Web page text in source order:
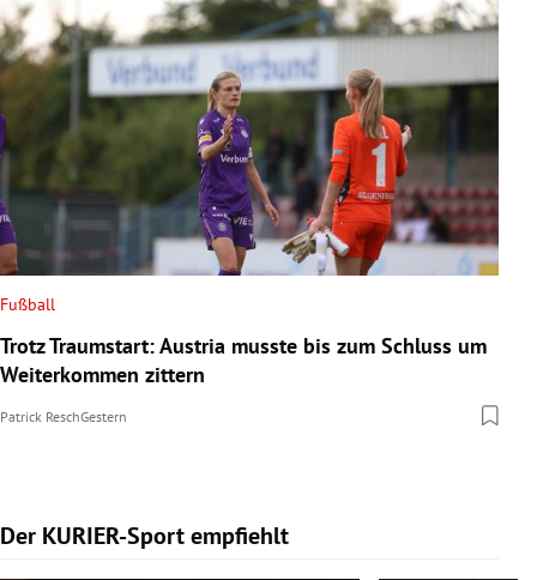
Fußball
Trotz Traumstart: Austria musste bis zum Schluss um
Weiterkommen zittern
Patrick ReschGestern
Der KURIER-Sport empfiehlt
Slide 1 von 5